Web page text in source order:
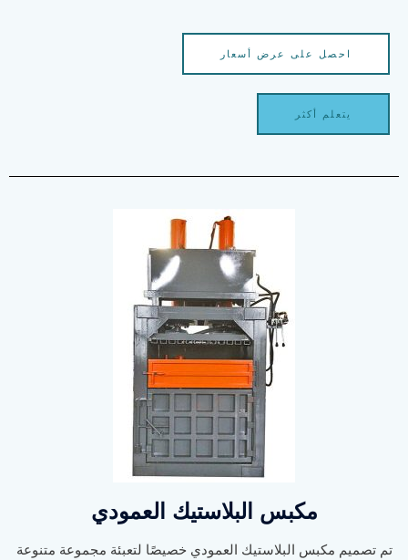
احصل على عرض أسعار
يتعلم أكثر
مكبس البلاستيك العمودي
تم تصميم مكبس البلاستيك العمودي خصيصًا لتعبئة مجموعة متنوعة